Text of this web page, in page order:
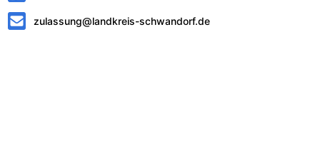
zulassung@landkreis-schwandorf.de